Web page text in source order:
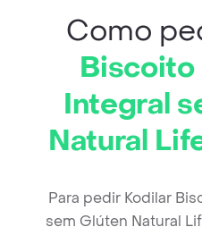
Como
Biscoito
Integral
Natural
Para pedir Kodilar
sem Glúten Natural